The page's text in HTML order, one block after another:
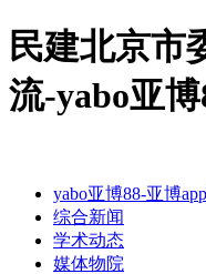
民建北京市
流-yabo亚博
yabo亚博88-亚博
综合新闻
学术动态
媒体物院